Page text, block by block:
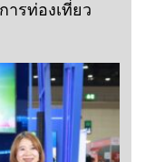
ารท่องเที่ยว